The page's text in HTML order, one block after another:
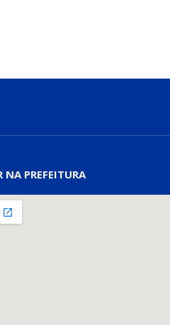
NA PREFEITURA